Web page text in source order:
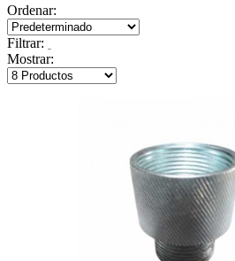
Ordenar:
Filtrar:
Mostrar: